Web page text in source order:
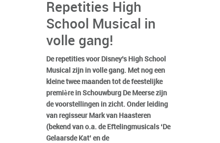
Repetities High
School Musical in
volle gang!
De repetities voor Disney’s High School
Musical zijn in volle gang. Met nog een
kleine twee maanden tot de feestelijke
première in Schouwburg De Meerse zijn
de voorstellingen in zicht. Onder leiding
van regisseur Mark van Haasteren
(bekend van o.a. de Eftelingmusicals ‘De
Gelaarsde Kat’ en de